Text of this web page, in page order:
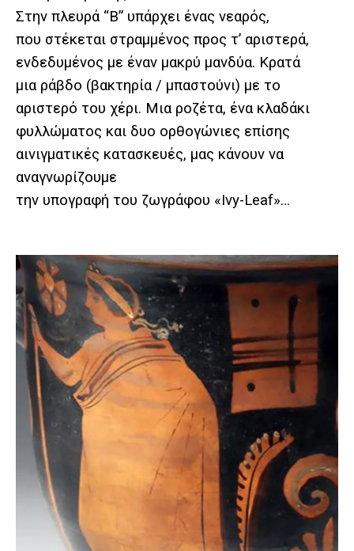
Στην πλευρά “Β” υπάρχει ένας νεαρός,
που στέκεται στραμμένος προς τ’ αριστερά,
ενδεδυμένος με έναν μακρύ μανδύα. Κρατά
μια ράβδο (βακτηρία / μπαστούνι) με το
αριστερό του χέρι. Μια ροζέτα, ένα κλαδάκι
φυλλώματος και δυο ορθογώνιες επίσης
αινιγματικές κατασκευές, μας κάνουν να
αναγνωρίζουμε
την υπογραφή του ζωγράφου «Ivy-Leaf»…